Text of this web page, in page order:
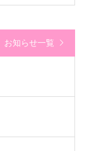
お知らせ一覧